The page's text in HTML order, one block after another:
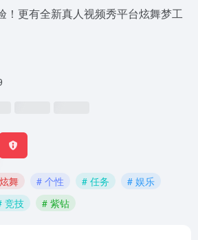
！更有全新真人视频秀平台炫舞梦工
舞 # 个性 # 任务
# 娱乐
竞技 # 紫钻